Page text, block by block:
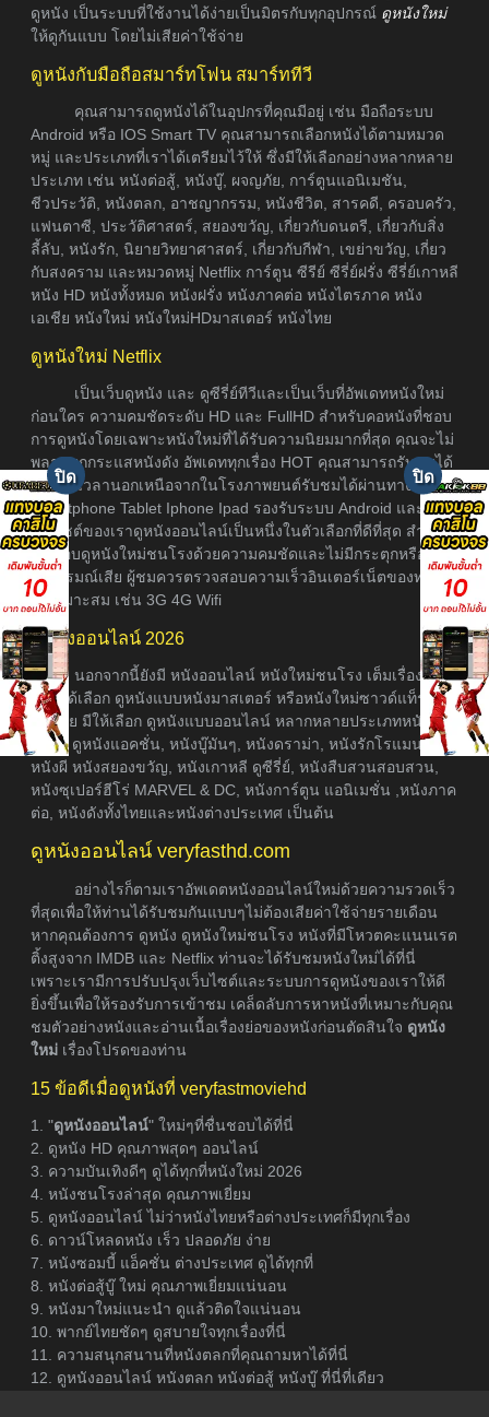
ดูหนัง เป็นระบบที่ใช้งานได้ง่ายเป็นมิตรกับทุกอุปกรณ์ ดูหนังใหม่
ให้ดูกันแบบ โดยไม่เสียค่าใช้จ่าย
ดูหนังกับมือถือสมาร์ทโฟน สมาร์ททีวี
คุณสามารถดูหนังได้ในอุปกรที่คุณมีอยู่ เช่น มือถือระบบ
Android หรือ IOS Smart TV คุณสามารถเลือกหนังได้ตามหมวด
หมู่ และประเภทที่เราได้เตรียมไว้ให้ ซึ่งมีให้เลือกอย่างหลากหลาย
ประเภท เช่น หนังต่อสู้, หนังบู๊, ผจญภัย, การ์ตูนแอนิเมชัน,
ชีวประวัติ, หนังตลก, อาชญากรรม, หนังชีวิต, สารคดี, ครอบครัว,
แฟนตาซี, ประวัติศาสตร์, สยองขวัญ, เกี่ยวกับดนตรี, เกี่ยวกับสิ่ง
ลี้ลับ, หนังรัก, นิยายวิทยาศาสตร์, เกี่ยวกับกีฬา, เขย่าขวัญ, เกี่ยว
กับสงคราม และหมวดหมู่ Netflix การ์ตูน ซีรีย์ ซีรี่ย์ฝรั่ง ซีรี่ย์เกาหลี
หนัง HD หนังทั้งหมด หนังฝรั่ง หนังภาคต่อ หนังไตรภาค หนัง
เอเชีย หนังใหม่ หนังใหม่HDมาสเตอร์ หนังไทย
ดูหนังใหม่ Netflix
เป็นเว็บดูหนัง และ ดูซีรี่ย์ทีวีและเป็นเว็บที่อัพเดทหนังใหม่
ก่อนใคร ความคมชัดระดับ HD และ FullHD สำหรับคอหนังที่ชอบ
การดูหนังโดยเฉพาะหนังใหม่ที่ได้รับความนิยมมากที่สุด คุณจะไม่
พลาดทุกกระแสหนังดัง อัพเดททุกเรื่อง HOT คุณสามารถรับชมได้
ทุกที่ทุกเวลานอกเหนือจากในโรงภาพยนต์รับชมได้ผ่านทางมือถือ
Smartphone Tablet Iphone Ipad รองรับระบบ Android และ IOS
เว็บไซต์ของเราดูหนังออนไลน์เป็นหนึ่งในตัวเลือกที่ดีที่สุด สำหรับ
คนชอบดูหนังใหม่ชนโรงด้วยความคมชัดและไม่มีกระตุกหรือค้าง
ให้อารมณ์เสีย ผู้ชมควรตรวจสอบความเร็วอินเตอร์เน็ตของท่าน
ให้เหมาะสม เช่น 3G 4G Wifi
ดูหนังออนไลน์ 2026
นอกจากนี้ยังมี หนังออนไลน์ หนังใหม่ชนโรง เต็มเรื่อง ให้
ท่านได้เลือก ดูหนังแบบหนังมาสเตอร์ หรือหนังใหม่ซาวด์แท็รก
ซับไทย มีให้เลือก ดูหนังแบบออนไลน์ หลากหลายประเภทหนัง อา
ธิเช่น ดูหนังแอคชั่น, หนังบู๊มันๆ, หนังดราม่า, หนังรักโรแมนติก,
หนังผี หนังสยองขวัญ, หนังเกาหลี ดูซีรี่ย์, หนังสืบสวนสอบสวน,
หนังซุเปอร์ฮีโร่ MARVEL & DC, หนังการ์ตูน แอนิเมชั่น ,หนังภาค
ต่อ, หนังดังทั้งไทยและหนังต่างประเทศ เป็นต้น
ดูหนังออนไลน์ veryfasthd.com
อย่างไรก็ตามเราอัพเดตหนังออนไลน์ใหม่ด้วยความรวดเร็ว
ที่สุดเพื่อให้ท่านได้รับชมกันแบบๆไม่ต้องเสียค่าใช้จ่ายรายเดือน
หากคุณต้องการ ดูหนัง ดูหนังใหม่ชนโรง หนังที่มีโหวตคะแนนเรต
ติ้งสูงจาก IMDB และ Netflix ท่านจะได้รับชมหนังใหม่ได้ที่นี่
เพราะเรามีการปรับปรุงเว็บไซต์และระบบการดูหนังของเราให้ดี
ยิ่งขึ้นเพื่อให้รองรับการเข้าชม เคล็ดลับการหาหนังที่เหมาะกับคุณ
ชมตัวอย่างหนังและอ่านเนื้อเรื่องย่อของหนังก่อนตัดสินใจ ดูหนัง
ใหม่ เรื่องโปรดของท่าน
15 ข้อดีเมื่อดูหนังที่ veryfastmoviehd
1. "ดูหนังออนไลน์" ใหม่ๆที่ชื่นชอบได้ที่นี่
2. ดูหนัง HD คุณภาพสุดๆ ออนไลน์
3. ความบันเทิงดีๆ ดูได้ทุกที่หนังใหม่ 2026
4. หนังชนโรงล่าสุด คุณภาพเยี่ยม
5. ดูหนังออนไลน์ ไม่ว่าหนังไทยหรือต่างประเทศก็มีทุกเรื่อง
6. ดาวน์โหลดหนัง เร็ว ปลอดภัย ง่าย
7. หนังซอมบี้ แอ็คชั่น ต่างประเทศ ดูได้ทุกที่
8. หนังต่อสู้บู๊ ใหม่ คุณภาพเยี่ยมแน่นอน
9. หนังมาใหม่แนะนำ ดูแล้วติดใจแน่นอน
10. พากย์ไทยชัดๆ ดูสบายใจทุกเรื่องที่นี่
11. ความสนุกสนานที่หนังตลกที่คุณถามหาได้ที่นี่
12. ดูหนังออนไลน์ หนังตลก หนังต่อสู้ หนังบู๊ ที่นี่ที่เดียว